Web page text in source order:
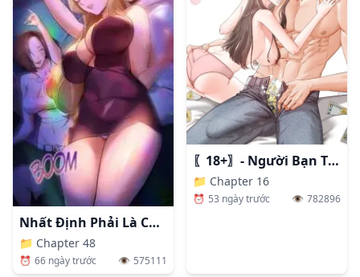
Nhất Định Phải Là Chị Ấy
📁 Chapter 48
⏰ 66 ngày trước 👁️ 575111
〖18+〗- Người Bạn Thanh Mai Trúc Mã Tính Theo Giá Thị Trường
📁 Chapter 16
⏰ 53 ngày trước 👁️ 782896